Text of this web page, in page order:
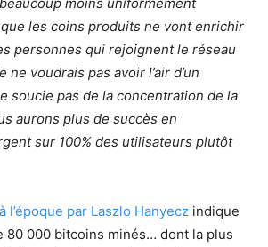
les coins produits ne vont enrichir
personnes qui rejoignent le réseau
ne voudrais pas avoir l’air d’un
soucie pas de la concentration de la
aurons plus de succès en
sur 100% des utilisateurs plutôt
l’époque par Laszlo Hanyecz indique
80 000 bitcoins minés… dont la plus